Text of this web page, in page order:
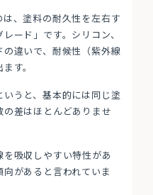
、塗料の耐久性を左右す
ード」です。シリコン、
違いで、耐候性（紫外線
す。
うと、基本的には同じ塗
差はほとんどありませ
吸収しやすい特性があ
があると言われていま